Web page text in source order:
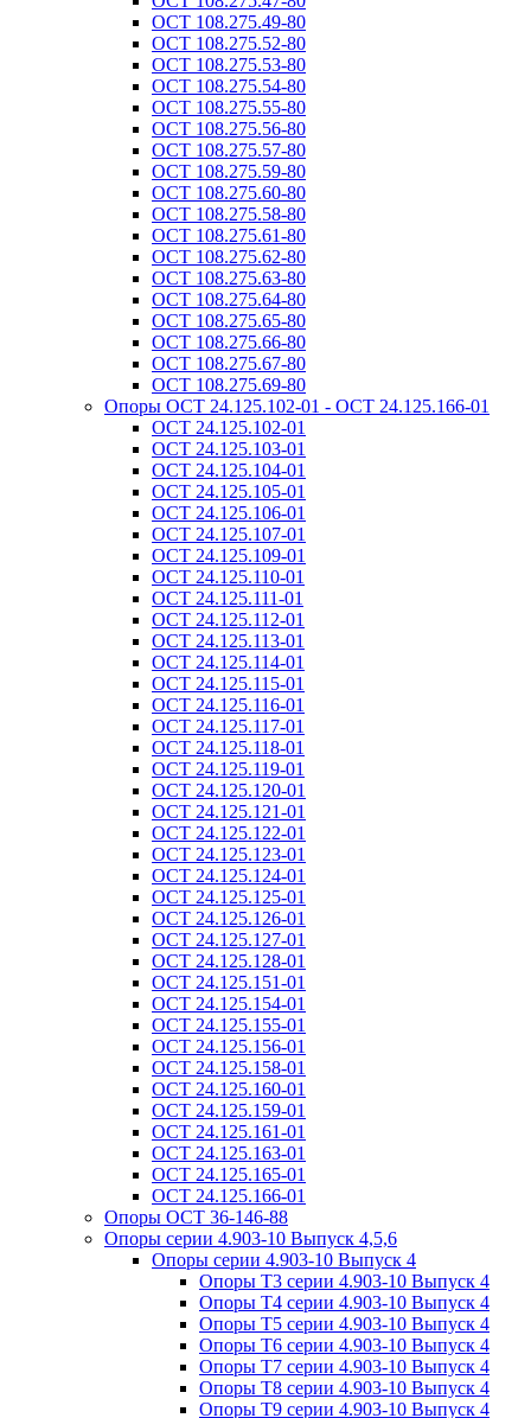
ОСТ 108.275.49-80
ОСТ 108.275.52-80
ОСТ 108.275.53-80
ОСТ 108.275.54-80
ОСТ 108.275.55-80
ОСТ 108.275.56-80
ОСТ 108.275.57-80
ОСТ 108.275.59-80
ОСТ 108.275.60-80
ОСТ 108.275.58-80
ОСТ 108.275.61-80
ОСТ 108.275.62-80
ОСТ 108.275.63-80
ОСТ 108.275.64-80
ОСТ 108.275.65-80
ОСТ 108.275.66-80
ОСТ 108.275.67-80
ОСТ 108.275.69-80
Опоры ОСТ 24.125.102-01 - ОСТ 24.125.166-01
ОСТ 24.125.102-01
ОСТ 24.125.103-01
ОСТ 24.125.104-01
ОСТ 24.125.105-01
ОСТ 24.125.106-01
ОСТ 24.125.107-01
ОСТ 24.125.109-01
ОСТ 24.125.110-01
ОСТ 24.125.111-01
ОСТ 24.125.112-01
ОСТ 24.125.113-01
ОСТ 24.125.114-01
ОСТ 24.125.115-01
ОСТ 24.125.116-01
ОСТ 24.125.117-01
ОСТ 24.125.118-01
ОСТ 24.125.119-01
ОСТ 24.125.120-01
ОСТ 24.125.121-01
ОСТ 24.125.122-01
ОСТ 24.125.123-01
ОСТ 24.125.124-01
ОСТ 24.125.125-01
ОСТ 24.125.126-01
ОСТ 24.125.127-01
ОСТ 24.125.128-01
ОСТ 24.125.151-01
ОСТ 24.125.154-01
ОСТ 24.125.155-01
ОСТ 24.125.156-01
ОСТ 24.125.158-01
ОСТ 24.125.160-01
ОСТ 24.125.159-01
ОСТ 24.125.161-01
ОСТ 24.125.163-01
ОСТ 24.125.165-01
ОСТ 24.125.166-01
Опоры ОСТ 36-146-88
Опоры серии 4.903-10 Выпуск 4,5,6
Опоры серии 4.903-10 Выпуск 4
Опоры Т3 серии 4.903-10 Выпуск 4
Опоры Т4 серии 4.903-10 Выпуск 4
Опоры Т5 серии 4.903-10 Выпуск 4
Опоры Т6 серии 4.903-10 Выпуск 4
Опоры Т7 серии 4.903-10 Выпуск 4
Опоры Т8 серии 4.903-10 Выпуск 4
Опоры Т9 серии 4.903-10 Выпуск 4